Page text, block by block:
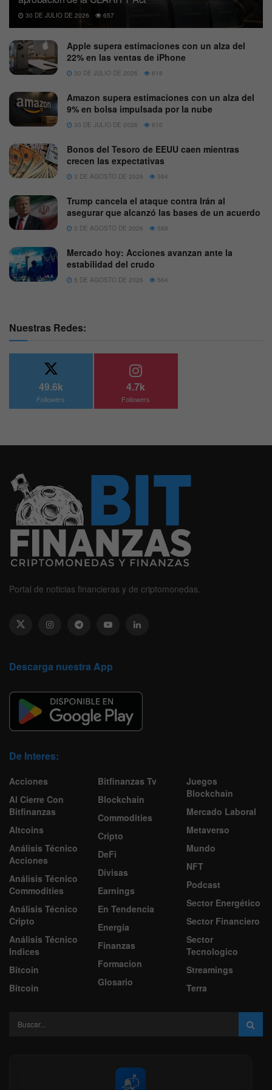
30 DE JULIO DE 2026 657
Apple supera estimaciones con un alza del
22% en las ventas de iPhone
30 DE JULIO DE 2026 618
Amazon supera estimaciones con un alza del
9% en bolsa impulsada por la nube
30 DE JULIO DE 2026 610
Bonos del Tesoro de EEUU caen mientras
crecen las expectativas
3 DE AGOSTO DE 2026 594
Trump cancela el ataque contra Irán al
asegurar que alcanzó las bases de un acuerdo
2 DE AGOSTO DE 2026 588
Mercado hoy: Acciones avanzan ante la
estabilidad del crudo
5 DE AGOSTO DE 2026 564
Nuestras Redes:
49.6k
Followers
4.7k
Followers
Portal de noticias financieras y de criptomonedas.
Descarga nuestra App
De Interes:
Acciones
Al Cierre Con
Bitfinanzas
Altcoins
Análisis Técnico
Acciones
Análisis Técnico
Commodities
Análisis Técnico
Cripto
Análisis Técnico
Indices
Bitcoin
Bitcoin
Bitfinanzas Tv
Blockchain
Commodities
Cripto
DeFi
Divisas
Earnings
En Tendencia
Energía
Finanzas
Formacion
Glosario
Juegos
Blockchain
Mercado Laboral
Metaverso
Mundo
NFT
Podcast
Sector Energético
Sector Financiero
Sector
Tecnologico
Streamings
Terra
📬